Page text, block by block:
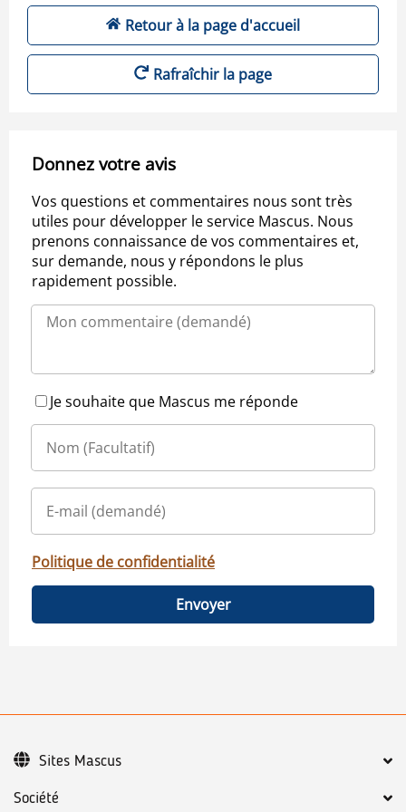
Retour à la page d'accueil
Rafraîchir la page
Donnez votre avis
Vos questions et commentaires nous sont très
utiles pour développer le service Mascus. Nous
prenons connaissance de vos commentaires et,
sur demande, nous y répondons le plus
rapidement possible.
Je souhaite que Mascus me réponde
Politique de confidentialité
Envoyer
Société
Sites Mascus